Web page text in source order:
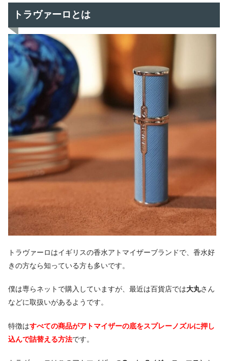
トラヴァーロとは
トラヴァーロはイギリスの香水アトマイザーブランドで、香水好
きの方なら知っている方も多いです。
僕は専らネットで購入していますが、最近は百貨店では大丸さん
などに取扱いがあるようです。
特徴はすべての商品がアトマイザーの底をスプレーノズルに押し
込んで詰替える方法です。